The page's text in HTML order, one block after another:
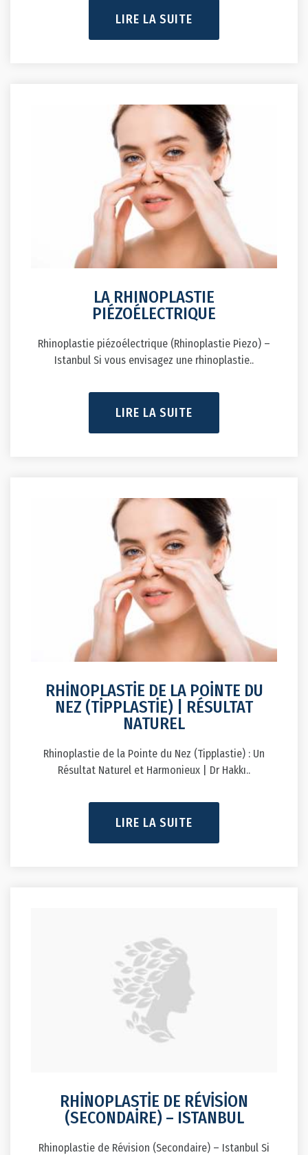
LIRE LA SUITE
LA RHINOPLASTIE
PIÉZOÉLECTRIQUE
Rhinoplastie piézoélectrique (Rhinoplastie Piezo) –
Istanbul Si vous envisagez une rhinoplastie..
LIRE LA SUITE
RHİNOPLASTİE DE LA POİNTE DU
NEZ (TİPPLASTİE) | RÉSULTAT
NATUREL
Rhinoplastie de la Pointe du Nez (Tipplastie) : Un
Résultat Naturel et Harmonieux | Dr Hakkı..
LIRE LA SUITE
RHİNOPLASTİE DE RÉVİSİON
(SECONDAİRE) – ISTANBUL
Rhinoplastie de Révision (Secondaire) – Istanbul Si